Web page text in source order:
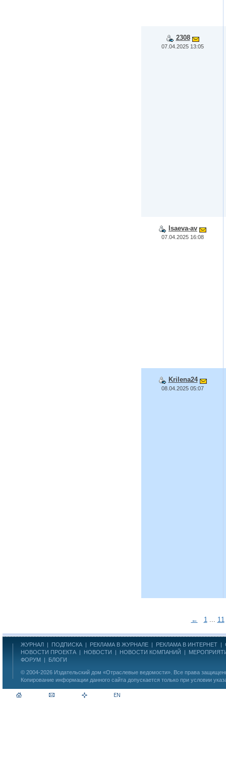
2308
07.04.2025 13:05
Isaeva-av
07.04.2025 16:08
Krilena24
08.04.2025 05:07
← 1... 11
ЖУРНАЛ | ПОДПИСКА | РЕКЛАМА В ЖУРНАЛЕ | РЕКЛАМА В ИНТЕРНЕТ |
НОВОСТИ ПРОЕКТА | НОВОСТИ | НОВОСТИ КОМПАНИЙ |
ФОРУМ | БЛОГИ
© 2004-2026 Издательский дом «Отраслевые ведомости» . Все права
Копирование информации данного сайта допускается только при условии